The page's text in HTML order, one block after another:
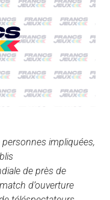
impliquées,
de près de
d’ouverture